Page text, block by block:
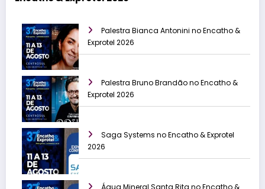
Palestra Bianca Antonini no Encatho &
Exprotel 2026
Palestra Bruno Brandão no Encatho &
Exprotel 2026
Saga Systems no Encatho & Exprotel
2026